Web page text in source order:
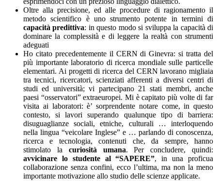
Oltre alla precisione, ed alle procedure di ragionamento il
metodo scientifico è uno strumento potente in termini di
capacità predittiva: in questo modo si sviluppa la capacità di
dominare la complessità e di leggere la realtà con strumenti
adeguati
Ho citato precedentemente il CERN di Ginevra: si tratta del
più importante laboratorio di ricerca mondiale sulle particelle
elementari. Ai progetti di ricerca del CERN lavorano migliaia
tra tecnici, ricercatori, scienziati afferenti a diversi centri di
studi ed università; vi partecipano 21 stati membri, anche
paesi “osservatori” extraeuropei. Mi è capitato più volte di far
visita ai laboratori: è’ sorprendente notare come, in questo
contesto, si lavori superando qualunque tipo di barriera:
disuguaglianze sociali, etniche, culturali … interloquendo
nella lingua “veicolare Inglese” e … parlando di conoscenza,
ricerca e tecnologia, contenuti che, da sempre, hanno
stimolato la curiosità umana. Per concludere, quindi:
avvicinare lo studente al “SAPERE”, in una proficua
collaborazione senza confini, ecco l’ultima, ma non la meno
importante motivazione allo studio delle scienze applicate.